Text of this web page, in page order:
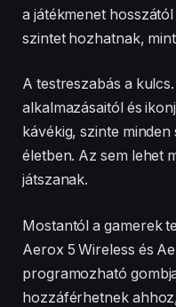
a játékmenet
szintet hozhatnak,
A testreszabás a
alkalmazásaitól és
kávékig, szinte
életben. Az sem lehet
játszanak.
Mostantól a gamerek
Aerox 5 Wireless és
programozható
hozzáférhetnek